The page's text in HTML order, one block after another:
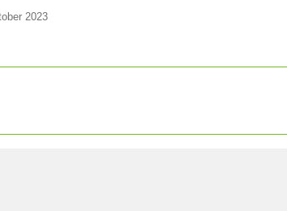
2023